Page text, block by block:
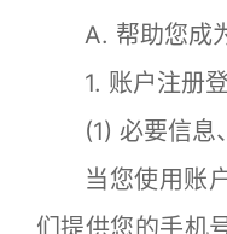
A. 帮助您成为
1. 账户注册
(1) 必要信息
当您使用账户
们提供您的手机